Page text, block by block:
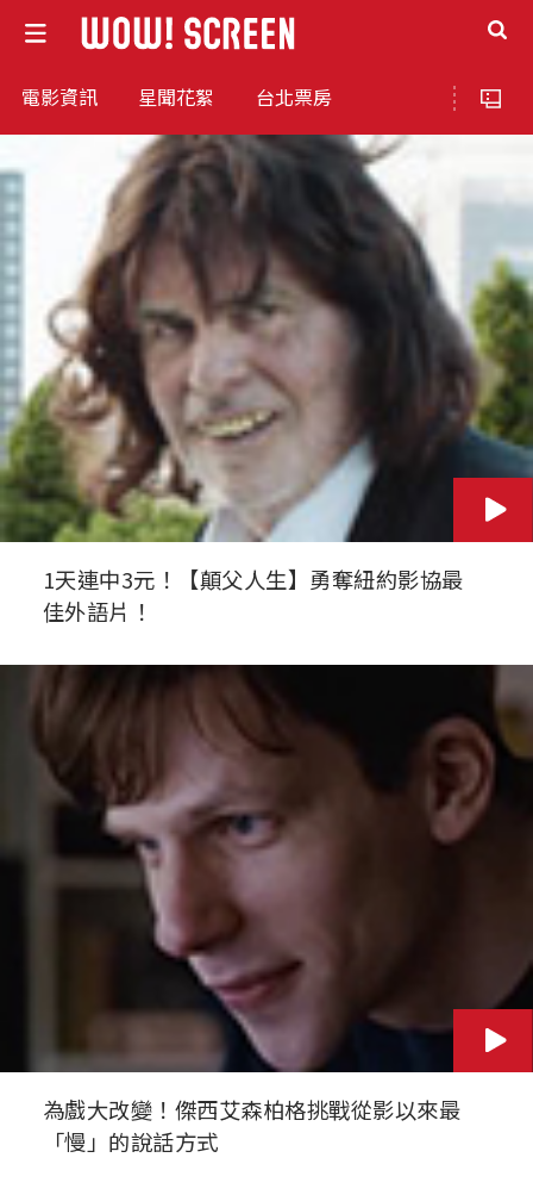
電影資訊 星聞花絮 台北票房
1天連中3元！【顛父人生】勇奪紐約影協最
佳外語片！
為戲大改變！傑西艾森柏格挑戰從影以來最
「慢」的說話方式